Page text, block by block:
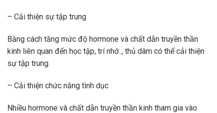
– Cải thiện sự tập trung
Bằng cách tăng mức độ hormone và chất dẫn truyền thần
kinh liên quan đến học tập, trí nhớ.., thủ dâm có thể cải thiện
sự tập trung.
– Cải thiện chức năng tình dục
Nhiều hormone và chất dẫn truyền thần kinh tham gia vào